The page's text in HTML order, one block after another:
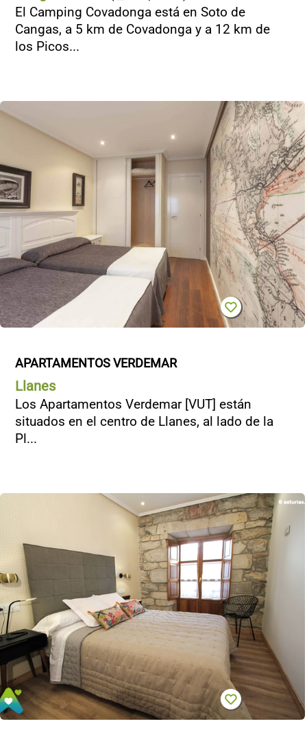
El Camping Covadonga está en Soto de
Cangas, a 5 km de Covadonga y a 12 km de
los Picos...
APARTAMENTOS VERDEMAR
Llanes
Los Apartamentos Verdemar [VUT] están
situados en el centro de Llanes, al lado de la
Pl...